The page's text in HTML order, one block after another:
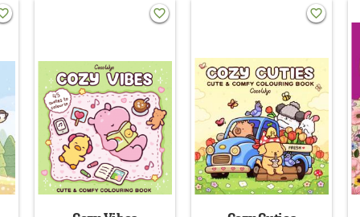
favorite_border favorite_border